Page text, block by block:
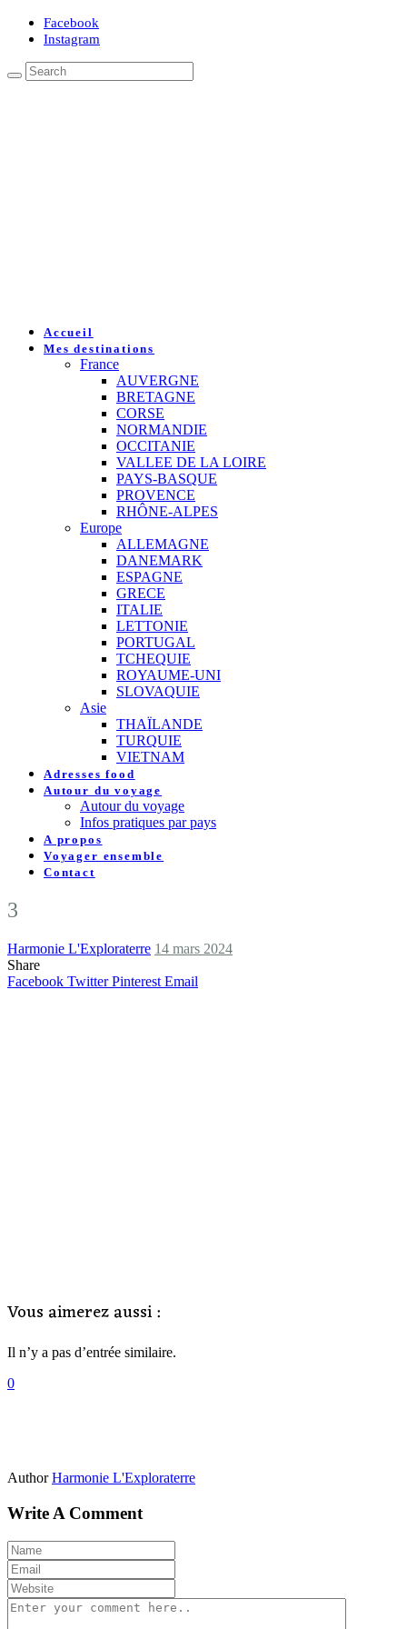
Facebook
Instagram
Accueil
Mes destinations
France
AUVERGNE
BRETAGNE
CORSE
NORMANDIE
OCCITANIE
VALLEE DE LA LOIRE
PAYS-BASQUE
PROVENCE
RHÔNE-ALPES
Europe
ALLEMAGNE
DANEMARK
ESPAGNE
GRECE
ITALIE
LETTONIE
PORTUGAL
TCHEQUIE
ROYAUME-UNI
SLOVAQUIE
Asie
THAÏLANDE
TURQUIE
VIETNAM
Adresses food
Autour du voyage
Autour du voyage
Infos pratiques par pays
A propos
Voyager ensemble
Contact
3
Harmonie L'Exploraterre 14 mars 2024
Share
Facebook Twitter Pinterest Email
Vous aimerez aussi :
Il n’y a pas d’entrée similaire.
0
Author Harmonie L'Exploraterre
Write A Comment